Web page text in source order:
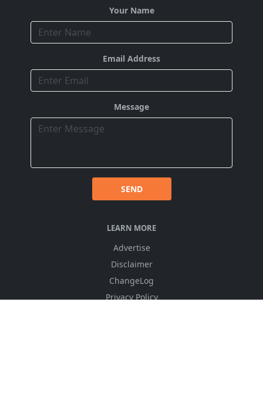
Your Name
Email Address
Message
SEND
LEARN MORE
Advertise
Disclaimer
ChangeLog
Privacy Policy